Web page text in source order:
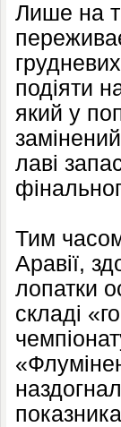
Лише на
подіяти
який у
лаві
Тим
Аравії,
лопатки
складі